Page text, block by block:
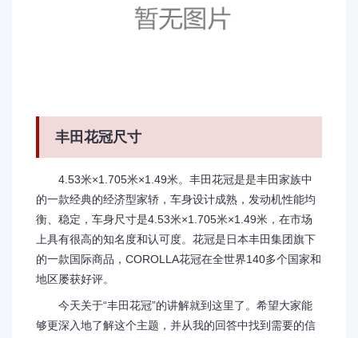
丰田花冠尺寸
4.53米×1.705米×1.49米。丰田花冠是是丰田家族中
的一款经典的经济型家轿，车身设计成熟，发动机性能均
衡、稳定，车身尺寸是4.53米×1.705米×1.49米，在市场
上具有很高的知名度和认可度。花冠是日本丰田集团旗下
的一款国际商品，COROLLA花冠在全世界140多个国家和
地区屡获好评。
今天关于“丰田花冠”的讲解就到这里了。希望大家能
够更深入地了解这个主题，并从我的回答中找到需要的信